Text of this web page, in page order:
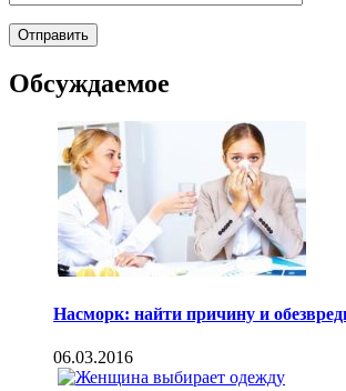
Обсуждаемое
Насморк: найти причину и
06.03.2016